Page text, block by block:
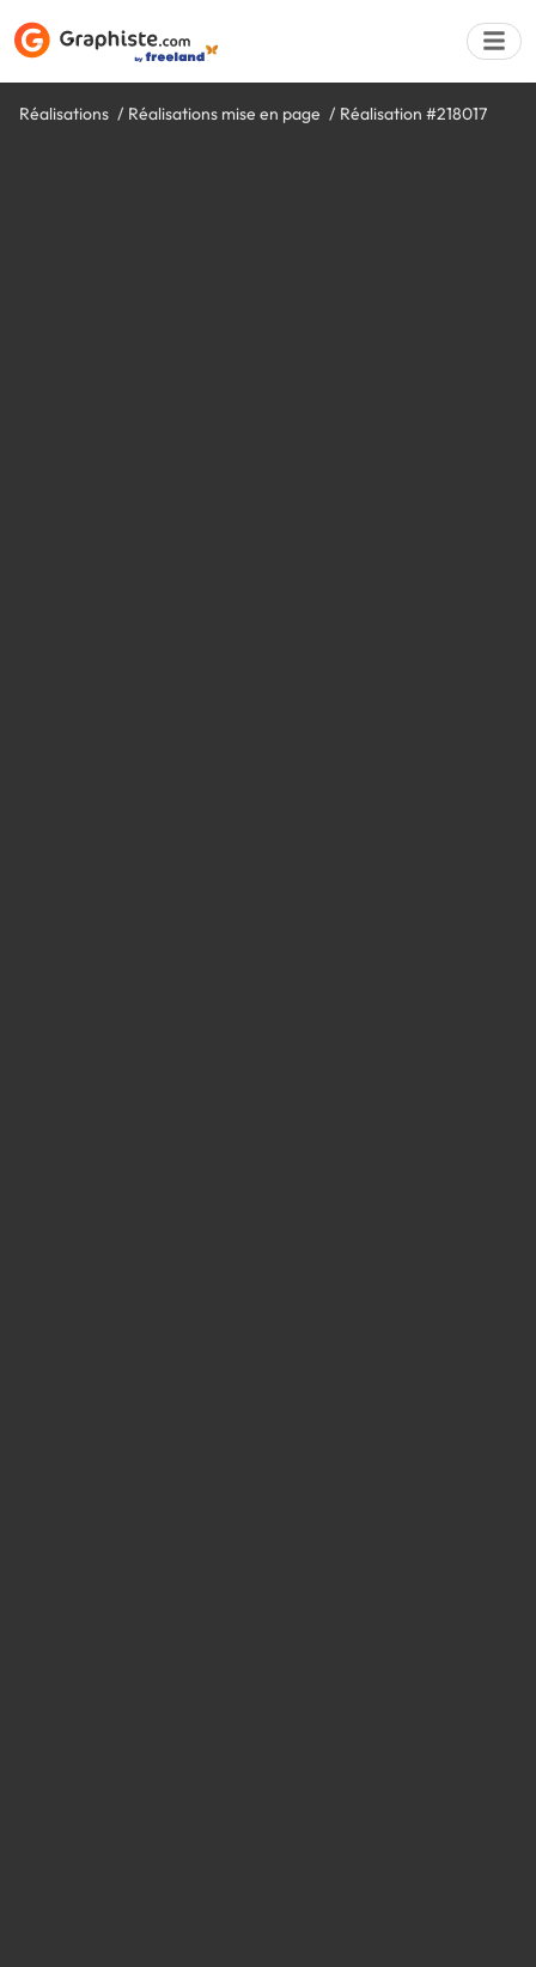
Réalisations Réalisations mise en page Réalisation #218017